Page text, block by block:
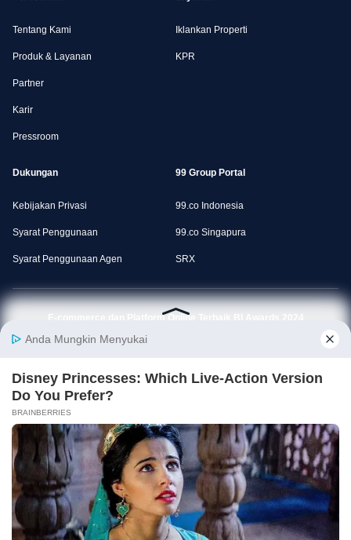
E-commerce dan Platform Online Terbaik BI Awards 2024
Download Aplikasi Rumah123
Tentang Kami
Produk & Layanan
Partner
Karir
Pressroom
Iklankan Properti
KPR
Dukungan
Kebijakan Privasi
Syarat Penggunaan
Syarat Penggunaan Agen
99 Group Portal
99.co Indonesia
99.co Singapura
SRX
© 99.co 2014 — 2026
Rumah123 (PT Web Marketing Indonesia) merupakan bagian dari 99 Group.